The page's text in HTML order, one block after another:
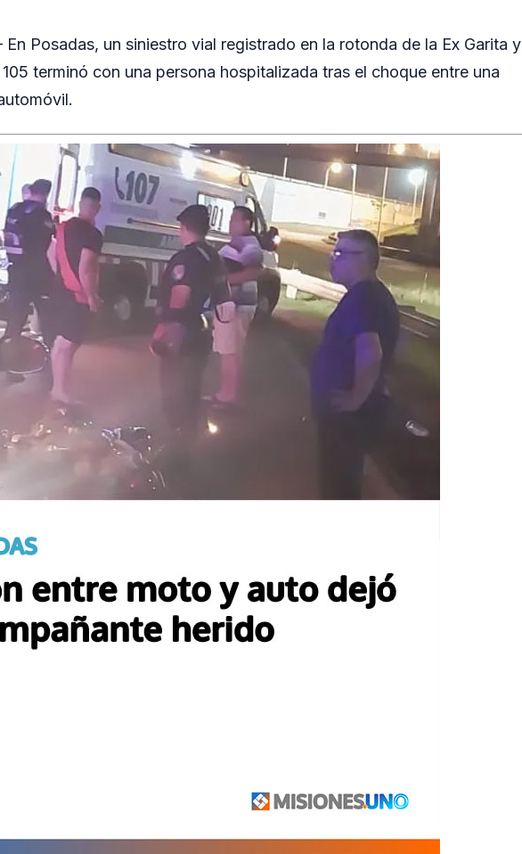
En Posadas, un siniestro vial registrado en la rotonda de la Ex Garita y
terminó con una persona hospitalizada tras el choque entre una